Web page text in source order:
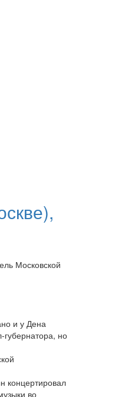
Московской
и у Дена
губернатора, но
концертировал
во